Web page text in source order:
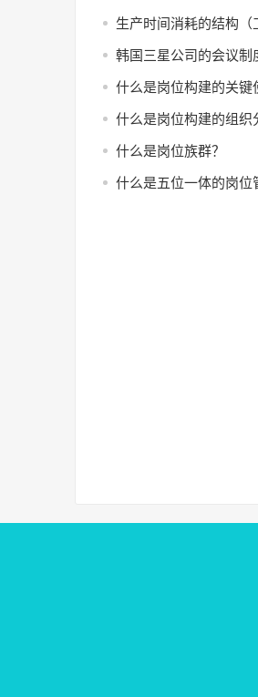
生产时间消耗的结构（
韩国三星公司的会议制
什么是岗位构建的关键
什么是岗位构建的组织
什么是岗位族群？
什么是五位一体的岗位